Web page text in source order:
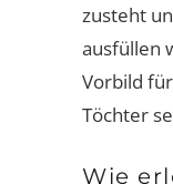
zusteht
ausfüllen
Vorbild
Töchter
Wie